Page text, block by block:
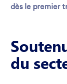
dès le premier
du